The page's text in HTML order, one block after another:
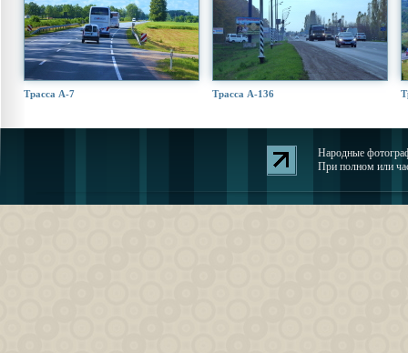
Трасса А-7 Трасса А-136
Народные
При полном или